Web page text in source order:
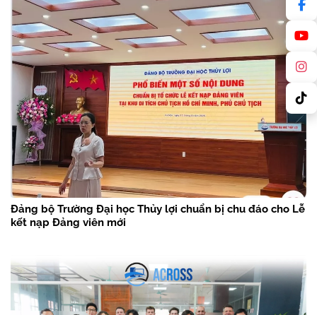
Đảng bộ Trường Đại học Thủy lợi chuẩn bị chu đáo cho Lễ
kết nạp Đảng viên mới